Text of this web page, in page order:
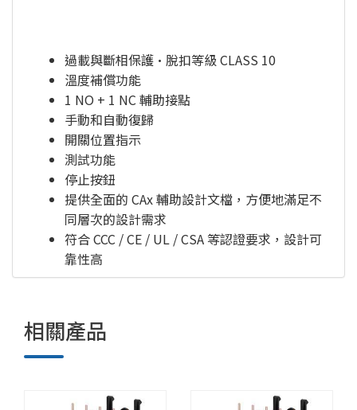
過載與斷相保護•脫扣等級 CLASS 10
溫度補償功能
1 NO + 1 NC 輔助接點
手動和自動復歸
開關位置指示
測試功能
停止按鈕
提供全面的 CAx 輔助設計文檔，方便地滿足不
同層次的設計需求
符合 CCC / CE / UL / CSA 等認證要求，設計可
靠性高
相關產品